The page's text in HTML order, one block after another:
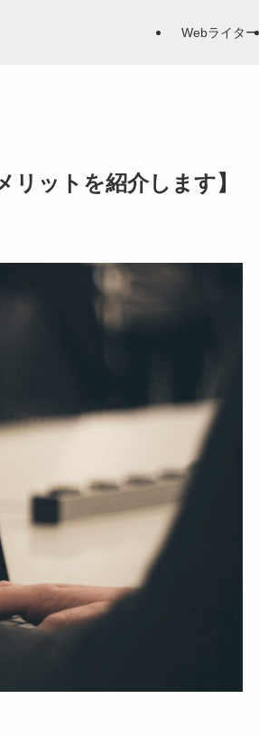
Webライター
ットを紹介します】